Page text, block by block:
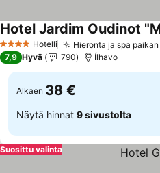
4 Tähtiluokitus
Hotelli Hieronta ja spa
Hotel Jardim Oudinot
7,9 Hyvä 790 Ílhavo
Alkaen 38 €
Näytä hinnat 9 sivustolta
Suosittu valinta